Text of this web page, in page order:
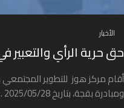
الأخبار
حق حرية الرأي والتعبير
أقام مركز هوز للتطوير
ومبادرة بقجة، بتاريخ 2025/05/28 ...